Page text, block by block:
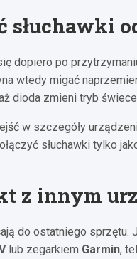
słuchawki
dopiero po
wtedy migać
dioda zmieni tryb
w szczegóły
słuchawki tylko
z innym
do ostatniego sprzętu.
lub zegarkiem Garmin,